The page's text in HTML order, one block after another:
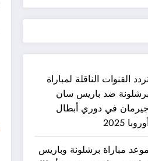
القنوات الناقلة لمباراة
برشلونة ضد باريس سان
جيرمان في دوري أبطال
2025
موعد مباراة برشلونة وباريس